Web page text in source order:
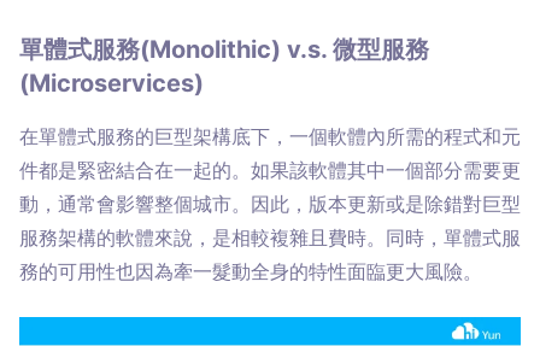
單體式服務(Monolithic) v.s. 微型服務
(Microservices)
在單體式服務的巨型架構底下，一個軟體內所需的程式和元
件都是緊密結合在一起的。如果該軟體其中一個部分需要更
動，通常會影響整個城市。因此，版本更新或是除錯對巨型
服務架構的軟體來說，是相較複雜且費時。同時，單體式服
務的可用性也因為牽一髮動全身的特性面臨更大風險。